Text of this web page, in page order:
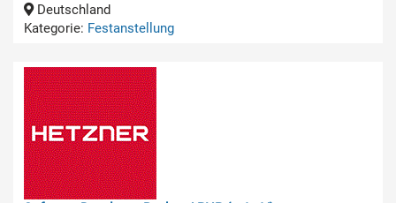
Deutschland
Kategorie: Festanstellung